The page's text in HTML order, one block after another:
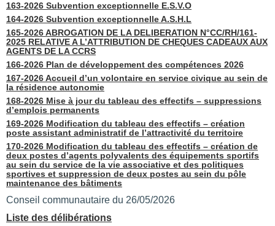
163-2026 Subvention exceptionnelle E.S.V.O
164-2026 Subvention exceptionnelle A.S.H.L
165-2026 ABROGATION DE LA DELIBERATION N°CC/RH/161-
2025 RELATIVE A L’ATTRIBUTION DE CHEQUES CADEAUX AUX
AGENTS DE LA CCRS
166-2026 Plan de développement des compétences 2026
167-2026 Accueil d’un volontaire en service civique au sein de
la résidence autonomie
168-2026 Mise à jour du tableau des effectifs – suppressions
d’emplois permanents
169-2026 Modification du tableau des effectifs – création
poste assistant administratif de l’attractivité du territoire
170-2026 Modification du tableau des effectifs – création de
deux postes d’agents polyvalents des équipements sportifs
au sein du service de la vie associative et des politiques
sportives et suppression de deux postes au sein du pôle
maintenance des bâtiments
Conseil communautaire du 26/05/2026
Liste des délibérations